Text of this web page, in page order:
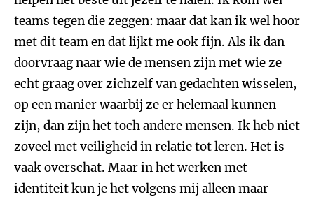
teams tegen die zeggen: maar dat kan ik wel hoor
met dit team en dat lijkt me ook fijn. Als ik dan
doorvraag naar wie de mensen zijn met wie ze
echt graag over zichzelf van gedachten wisselen,
op een manier waarbij ze er helemaal kunnen
zijn, dan zijn het toch andere mensen. Ik heb niet
zoveel met veiligheid in relatie tot leren. Het is
vaak overschat. Maar in het werken met
identiteit kun je het volgens mij alleen maar